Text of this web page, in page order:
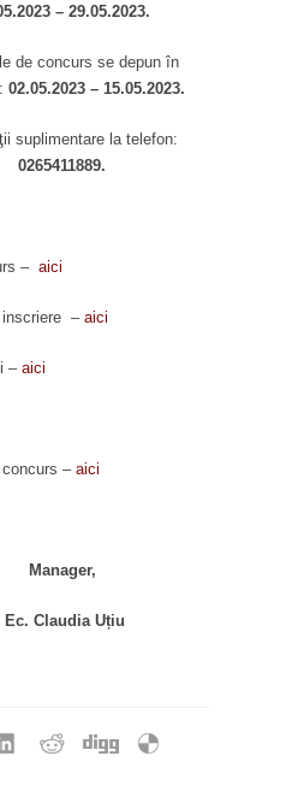
– 29.05.2023.
de concurs se depun în
02.05.2023 – 15.05.2023.
suplimentare la telefon:
0265411889.
– aici
inscriere – aici
– aici
– aici
Manager,
Ec. Claudia Uțiu